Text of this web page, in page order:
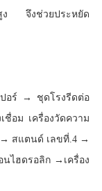
สูง จึงช่วยประหยัด
อร์ → ชุดโรงรีดต่อ
อม เครื่องวัดความ
สแตนด์ เลขที่.4 →
ไฮดรอลิก →เครื่อง